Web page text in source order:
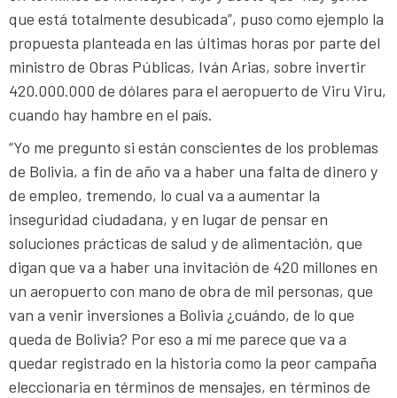
que está totalmente desubicada”, puso como ejemplo la
propuesta planteada en las últimas horas por parte del
ministro de Obras Públicas, Iván Arias, sobre invertir
420.000.000 de dólares para el aeropuerto de Viru Viru,
cuando hay hambre en el país.
“Yo me pregunto si están conscientes de los problemas
de Bolivia, a fin de año va a haber una falta de dinero y
de empleo, tremendo, lo cual va a aumentar la
inseguridad ciudadana, y en lugar de pensar en
soluciones prácticas de salud y de alimentación, que
digan que va a haber una invitación de 420 millones en
un aeropuerto con mano de obra de mil personas, que
van a venir inversiones a Bolivia ¿cuándo, de lo que
queda de Bolivia? Por eso a mí me parece que va a
quedar registrado en la historia como la peor campaña
eleccionaria en términos de mensajes, en términos de